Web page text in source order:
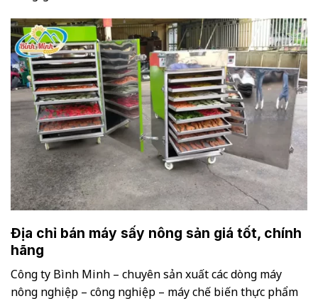
Địa chỉ bán máy sấy nông sản giá tốt, chính
hãng
Công ty Bình Minh – chuyên sản xuất các dòng máy
nông nghiệp – công nghiệp – máy chế biến thực phẩm